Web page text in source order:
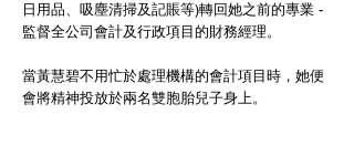
日用品、吸塵清掃及記賬等)轉回她之前的專業 -
監督全公司會計及行政項目的財務經理。
當黃慧碧不用忙於處理機構的會計項目時，她便
會將精神投放於兩名雙胞胎兒子身上。